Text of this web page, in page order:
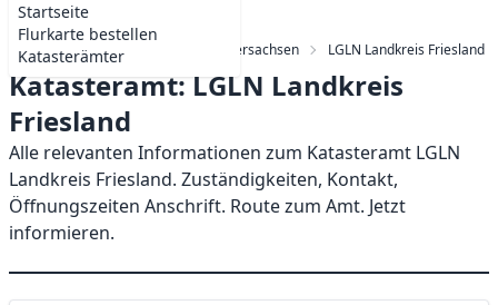
Startseite
Flurkarte bestellen
Katasterämter
Startseite Katasterämter in Niedersachsen LGLN Landkreis Friesland
Katasteramt: LGLN Landkreis
Friesland
Alle relevanten Informationen zum Katasteramt LGLN
Landkreis Friesland. Zuständigkeiten, Kontakt,
Öffnungszeiten Anschrift. Route zum Amt. Jetzt
informieren.